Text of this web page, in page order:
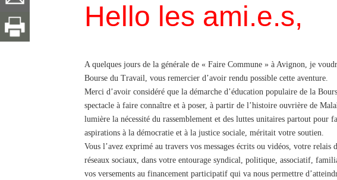
Hello les ami.e.s,
A quelques jours de la générale de « Faire Commune » à Avignon, je
Bourse du Travail, vous remercier d’avoir rendu possible cette aventure.
Merci d’avoir considéré que la démarche d’éducation populaire de la
spectacle à faire connaître et à poser, à partir de l’histoire ouvrière de
lumière la nécessité du rassemblement et des luttes unitaires partout pour
aspirations à la démocratie et à la justice sociale, méritait votre soutien.
Vous l’avez exprimé au travers vos messages écrits ou vidéos, votre relais
réseaux sociaux, dans votre entourage syndical, politique, associatif,
vos versements au financement participatif qui va nous permettre